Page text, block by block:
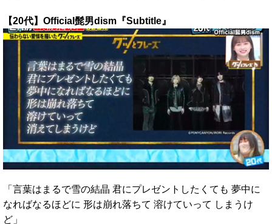
【20代】Official髭男dism『Subtitle』
「言葉はまるで雪の結晶 君にプレゼントしたくても 夢中に
なればなるほどに 形は崩れ落ちて 溶けていって しまうけ
ど」